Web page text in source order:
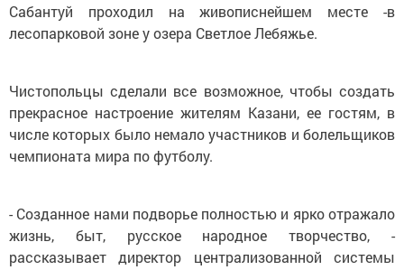
Сабантуй проходил на живописнейшем месте -в
лесопарковой зоне у озера Светлое Лебяжье.
Чистопольцы сделали все возможное, чтобы создать
прекрасное настроение жителям Казани, ее гостям, в
числе которых было немало участников и болельщиков
чемпионата мира по футболу.
- Созданное нами подворье полностью и ярко отражало
жизнь, быт, русское народное творчество, -
рассказывает директор централизованной системы